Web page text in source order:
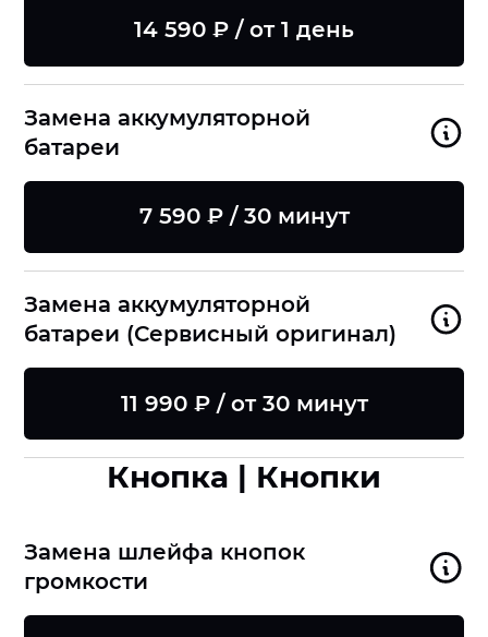
14 590 ₽ / от 1 день
Замена аккумуляторной
батареи
7 590 ₽ / 30 минут
Замена аккумуляторной
батареи (Сервисный оригинал)
11 990 ₽ / от 30 минут
Кнопка | Кнопки
Замена шлейфа кнопок
громкости